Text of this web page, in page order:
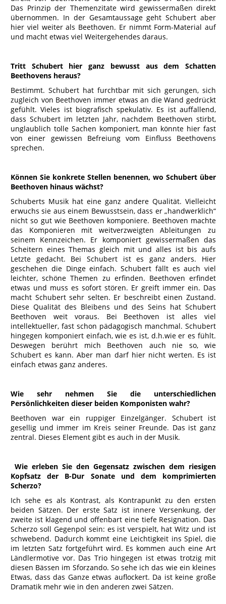
Das Prinzip der Themenzitate wird gewissermaßen direkt
übernommen. In der Gesamtaussage geht Schubert aber
hier viel weiter als Beethoven. Er nimmt Form-Material auf
und macht etwas viel Weitergehendes daraus.
Tritt Schubert hier ganz bewusst aus dem Schatten
Beethovens heraus?
Bestimmt. Schubert hat furchtbar mit sich gerungen, sich
zugleich von Beethoven immer etwas an die Wand gedrückt
gefühlt. Vieles ist biografisch spekulativ. Es ist auffallend,
dass Schubert im letzten Jahr, nachdem Beethoven stirbt,
unglaublich tolle Sachen komponiert, man könnte hier fast
von einer gewissen Befreiung vom Einfluss Beethovens
sprechen.
Können Sie konkrete Stellen benennen, wo Schubert über
Beethoven hinaus wächst?
Schuberts Musik hat eine ganz andere Qualität. Vielleicht
erwuchs sie aus einem Bewusstsein, dass er „handwerklich“
nicht so gut wie Beethoven komponiere. Beethoven machte
das Komponieren mit weitverzweigten Ableitungen zu
seinem Kennzeichen. Er komponiert gewissermaßen das
Scheitern eines Themas gleich mit und alles ist bis aufs
Letzte gedacht. Bei Schubert ist es ganz anders. Hier
geschehen die Dinge einfach. Schubert fällt es auch viel
leichter, schöne Themen zu erfinden. Beethoven erfindet
etwas und muss es sofort stören. Er greift immer ein. Das
macht Schubert sehr selten. Er beschreibt einen Zustand.
Diese Qualität des Bleibens und des Seins hat Schubert
Beethoven weit voraus. Bei Beethoven ist alles viel
intellektueller, fast schon pädagogisch manchmal. Schubert
hingegen komponiert einfach, wie es ist, d.h.wie er es fühlt.
Deswegen berührt mich Beethoven auch nie so, wie
Schubert es kann. Aber man darf hier nicht werten. Es ist
einfach etwas ganz anderes.
Wie sehr nehmen Sie die unterschiedlichen
Persönlichkeiten dieser beiden Komponisten wahr?
Beethoven war ein ruppiger Einzelgänger. Schubert ist
gesellig und immer im Kreis seiner Freunde. Das ist ganz
zentral. Dieses Element gibt es auch in der Musik.
Wie erleben Sie den Gegensatz zwischen dem riesigen
Kopfsatz der B-Dur Sonate und dem komprimierten
Scherzo?
Ich sehe es als Kontrast, als Kontrapunkt zu den ersten
beiden Sätzen. Der erste Satz ist innere Versenkung, der
zweite ist klagend und offenbart eine tiefe Resignation. Das
Scherzo soll Gegenpol sein: es ist verspielt, hat Witz und ist
schwebend. Dadurch kommt eine Leichtigkeit ins Spiel, die
im letzten Satz fortgeführt wird. Es kommen auch eine Art
Ländlermotive vor. Das Trio hingegen ist etwas trotzig mit
diesen Bässen im Sforzando. So sehe ich das wie ein kleines
Etwas, dass das Ganze etwas auflockert. Da ist keine große
Dramatik mehr wie in den anderen zwei Sätzen.